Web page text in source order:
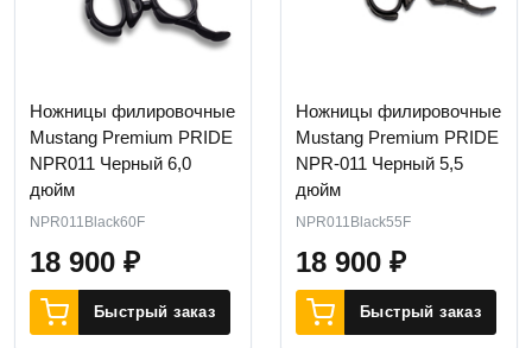
Ножницы филировочные
Mustang Premium PRIDE
NPR011 Черный 6,0
дюйм
NPR011Black60F
18 900 ₽
Быстрый заказ
Ножницы филировочные
Mustang Premium PRIDE
NPR-011 Черный 5,5
дюйм
NPR011Black55F
18 900 ₽
Быстрый заказ